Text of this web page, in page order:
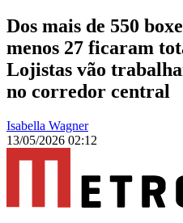
Dos mais de 550
menos 27 ficaram
Lojistas vão
no corredor central
Isabella Wagner
13/05/2026 02:12